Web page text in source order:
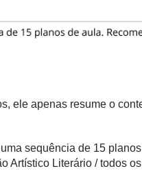
ele apenas resume o
sequência de 15
Artístico Literário / todos